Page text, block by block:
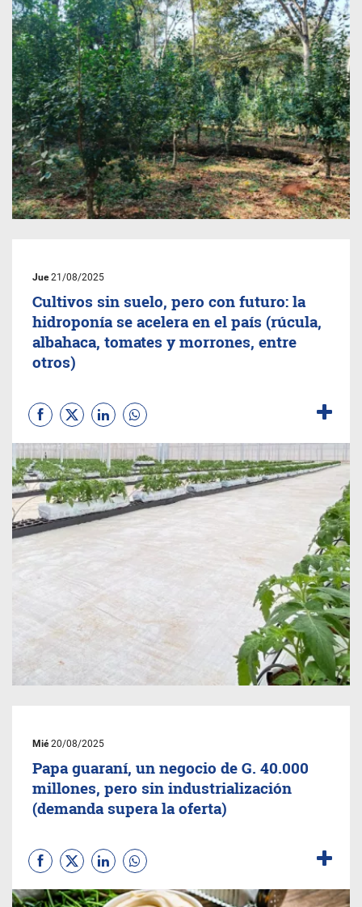
Jue21/08/2025
Cultivos sin suelo, pero con futuro: la
hidroponía se acelera en el país (rúcula,
albahaca, tomates y morrones, entre
otros)
Mié20/08/2025
Papa guaraní, un negocio de G. 40.000
millones, pero sin industrialización
(demanda supera la oferta)